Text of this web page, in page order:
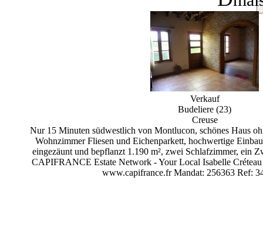
Verkauf
Budeliere (23)
Creuse
Nur 15 Minuten südwestlich von Montlucon, schönes Haus
Wohnzimmer Fliesen und Eichenparkett, hochwertige
eingezäunt und bepflanzt 1.190 m², zwei Schlafzimmer, ein
CAPIFRANCE Estate Network - Your Local Isabelle
www.capifrance.fr Mandat: 256363 Ref: